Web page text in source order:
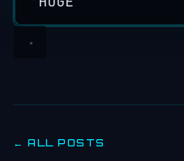
← ALL POSTS